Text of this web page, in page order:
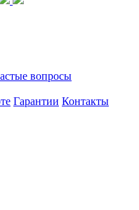
вопросы
Гарантии Контакты